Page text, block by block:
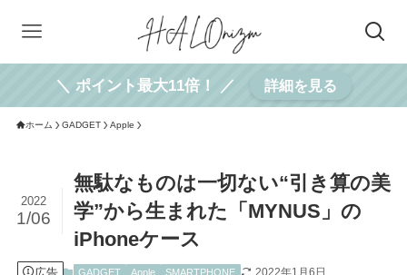
＼ ポイント最大11倍！ ／ 詳細を見る
ホーム GADGET Apple
無駄なものは一切ない“引き算の美
学”から生まれた「MYNUS」の
iPhoneケース
2022
1/06
GADGET Apple SMARTPHONE 2022年1月6日